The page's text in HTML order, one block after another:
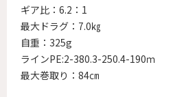
ギア比：6.2：1
最大ドラグ：7.0㎏
自重：325g
ラインPE:2-380.3-250.4-190ｍ
最大巻取り：84㎝